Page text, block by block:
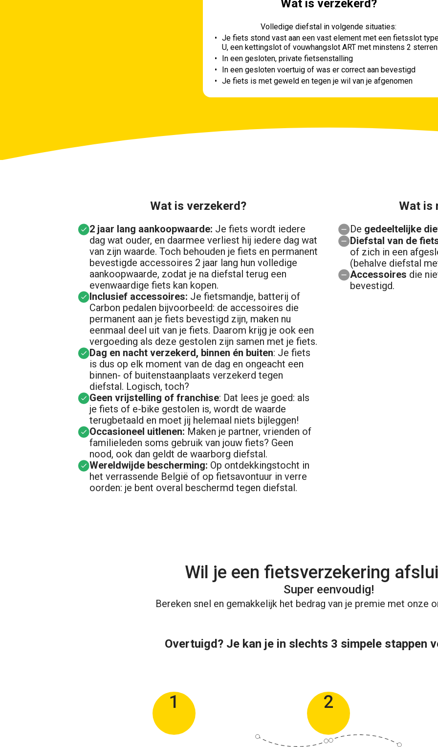
Wat is verzekerd?
Volledige diefstal in volgende situaties:
• Je fiets stond vast aan een vast element met een fietsslot
U, een kettingslot of vouwhangslot ART met minstens 2 sterren
•
In een gesloten, private fietsenstalling
•
In een gesloten voertuig of was er correct aan bevestigd
• Je fiets is met geweld en tegen je wil van je afgenomen
Wat is verzekerd?
2 jaar lang aankoopwaarde: Je fiets wordt iedere
dag wat ouder, en daarmee verliest hij iedere dag wat
van zijn waarde. Toch behouden je fiets en permanent
bevestigde accessoires 2 jaar lang hun volledige
aankoopwaarde, zodat je na diefstal terug een
evenwaardige fiets kan kopen.
Inclusief accessoires: Je fietsmandje, batterij of
Carbon pedalen bijvoorbeeld: de accessoires die
permanent aan je fiets bevestigd zijn, maken nu
eenmaal deel uit van je fiets. Daarom krijg je ook een
vergoeding als deze gestolen zijn samen met je fiets.
Dag en nacht verzekerd, binnen én buiten: Je fiets
is dus op elk moment van de dag en ongeacht een
binnen- of buitenstaanplaats verzekerd tegen
diefstal. Logisch, toch?
Geen vrijstelling of franchise: Dat lees je goed: als
je fiets of e-bike gestolen is, wordt de waarde
terugbetaald en moet jij helemaal niets bijleggen!
Occasioneel uitlenen: Maken je partner, vrienden of
familieleden soms gebruik van jouw fiets? Geen
nood, ook dan geldt de waarborg diefstal.
Wereldwijde bescherming: Op ontdekkingstocht in
het verrassende België of op fietsavontuur in verre
oorden: je bent overal beschermd tegen diefstal.
Wat is
De gedeeltelijke
Diefstal van de
of zich in een
(behalve diefstal
Accessoires die
bevestigd.
Wil je een fietsverzekering
Super eenvoudig!
Bereken snel en gemakkelijk het bedrag van je premie met onze
Overtuigd? Je kan je in slechts 3 simpele stappen
1 2